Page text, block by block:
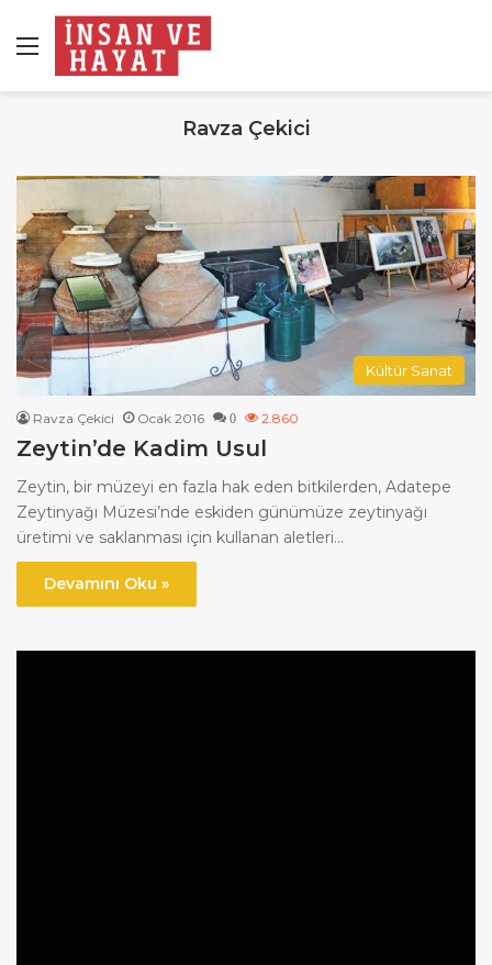
Menü
Ravza Çekici
Kültür Sanat
Ravza Çekici Ocak 2016 0 2.860
Zeytin’de Kadim Usul
Zeytin, bir müzeyi en fazla hak eden bitkilerden, Adatepe
Zeytinyağı Müzesi’nde eskiden günümüze zeytinyağı
üretimi ve saklanması için kullanan aletleri…
Devamını Oku »